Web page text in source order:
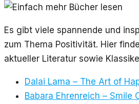
Es gibt viele spannende und
zum Thema Positivität. Hier
aktueller Literatur sowie
Dalai Lama – The Art of
Babara Ehrenreich – Smile